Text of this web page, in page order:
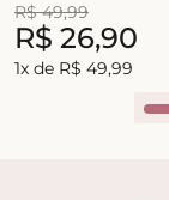
R$ 49,99
R$ 26,90
1x de R$ 49,99